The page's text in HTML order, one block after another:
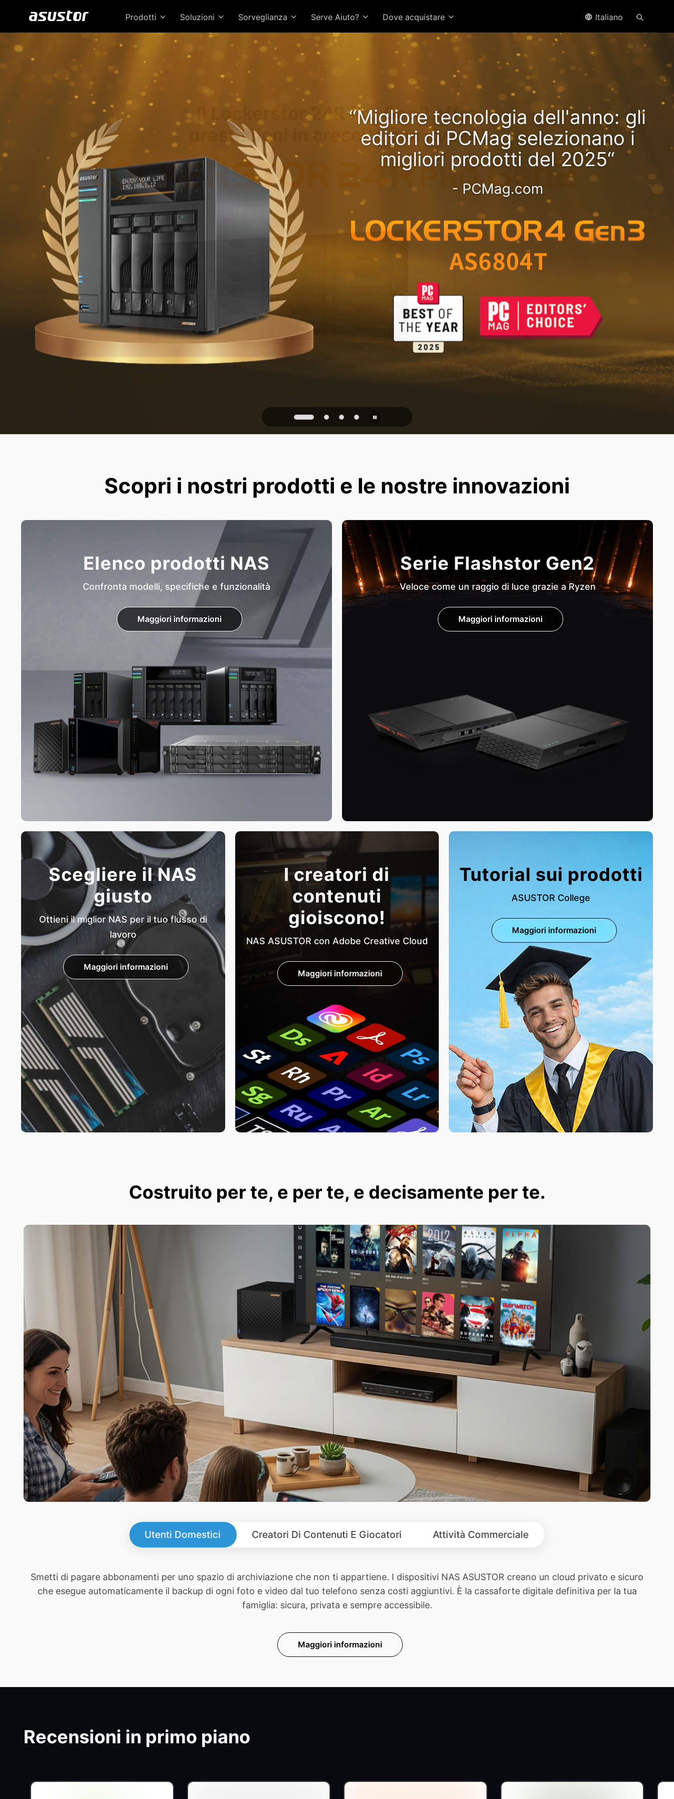
Prodotti Soluzioni Sorveglianza Serve Aiuto? Dove acquistare Italiano
“Migliore tecnologia dell'anno: gli
editori di PCMag selezionano i
migliori prodotti del 2025“
- PCMag.com
Il Lockerstor 24R Pro Gen2 offre
prestazioni in crescita con Ryzen!
CPU più veloce - Esperienza più
veloce
NAS 2.5GbE di grande valore –
Archiviazione affidabile per casa e
ufficio
PQC Ready
Difendersi dagli attacchi quantistici del futuro
Scopri i nostri prodotti e le nostre innovazioni
Elenco prodotti NAS
Confronta modelli, specifiche e funzionalità
Maggiori informazioni
Serie Flashstor Gen2
Veloce come un raggio di luce grazie a Ryzen
Maggiori informazioni
Scegliere il NAS
giusto
Ottieni il miglior NAS per il tuo flusso di
lavoro
Maggiori informazioni
I creatori di
contenuti
gioiscono!
NAS ASUSTOR con Adobe Creative Cloud
Maggiori informazioni
Tutorial sui prodotti
ASUSTOR College
Maggiori informazioni
Costruito per te, e per te, e decisamente per te.
Utenti Domestici Creatori Di Contenuti E Giocatori Attività Commerciale
Smetti di pagare abbonamenti per uno spazio di archiviazione che non ti appartiene. I dispositivi NAS ASUSTOR creano un cloud privato e sicuro
che esegue automaticamente il backup di ogni foto e video dal tuo telefono senza costi aggiuntivi. È la cassaforte digitale definitiva per la tua
famiglia: sicura, privata e sempre accessibile.
Maggiori informazioni
Recensioni in primo piano